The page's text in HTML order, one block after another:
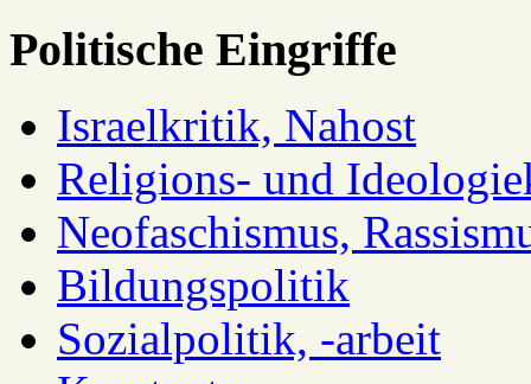
Politische Eingriffe
Israelkritik, Nahost
Religions- und
Neofaschismus,
Bildungspolitik
Sozialpolitik, -arbeit